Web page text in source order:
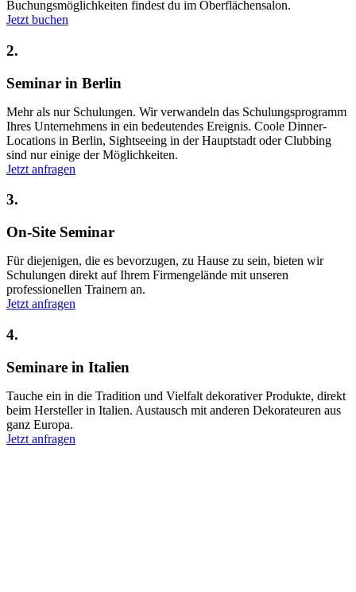
Buchungsmöglichkeiten findest du im Oberflächensalon.
Jetzt buchen
2.
Seminar in Berlin
Mehr als nur Schulungen. Wir verwandeln das Schulungsprogramm
Ihres Unternehmens in ein bedeutendes Ereignis. Coole Dinner-
Locations in Berlin, Sightseeing in der Hauptstadt oder Clubbing
sind nur einige der Möglichkeiten.
Jetzt anfragen
3.
On-Site Seminar
Für diejenigen, die es bevorzugen, zu Hause zu sein, bieten wir
Schulungen direkt auf Ihrem Firmengelände mit unseren
professionellen Trainern an.
Jetzt anfragen
4.
Seminare in Italien
Tauche ein in die Tradition und Vielfalt dekorativer Produkte, direkt
beim Hersteller in Italien. Austausch mit anderen Dekorateuren aus
ganz Europa.
Jetzt anfragen